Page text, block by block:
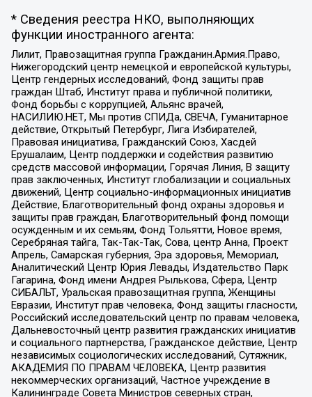
* Сведения реестра НКО, выполняющих
функции иностранного агента:
Лилит, Правозащитная группа Гражданин.Армия.Право,
Нижегородский центр немецкой и европейской культуры,
Центр гендерных исследований, Фонд защиты прав
граждан Штаб, Институт права и публичной политики,
Фонд борьбы с коррупцией, Альянс врачей,
НАСИЛИЮ.НЕТ, Мы против СПИДа, СВЕЧА, Гуманитарное
действие, Открытый Петербург, Лига Избирателей,
Правовая инициатива, Гражданский Союз, Хасдей
Ерушалаим, Центр поддержки и содействия развитию
средств массовой информации, Горячая Линия, В защиту
прав заключенных, Институт глобализации и социальных
движений, Центр социально-информационных инициатив
Действие, Благотворительный фонд охраны здоровья и
защиты прав граждан, Благотворительный фонд помощи
осужденным и их семьям, Фонд Тольятти, Новое время,
Серебряная тайга, Так-Так-Так, Сова, центр Анна, Проект
Апрель, Самарская губерния, Эра здоровья, Мемориал,
Аналитический Центр Юрия Левады, Издательство Парк
Гагарина, Фонд имени Андрея Рылькова, Сфера, Центр
СИБАЛЬТ, Уральская правозащитная группа, Женщины
Евразии, Институт прав человека, Фонд защиты гласности,
Российский исследовательский центр по правам человека,
Дальневосточный центр развития гражданских инициатив
и социального партнерства, Гражданское действие, Центр
независимых социологических исследований, Сутяжник,
АКАДЕМИЯ ПО ПРАВАМ ЧЕЛОВЕКА, Центр развития
некоммерческих организаций, Частное учреждение в
Калининграде Совета Министров северных стран,